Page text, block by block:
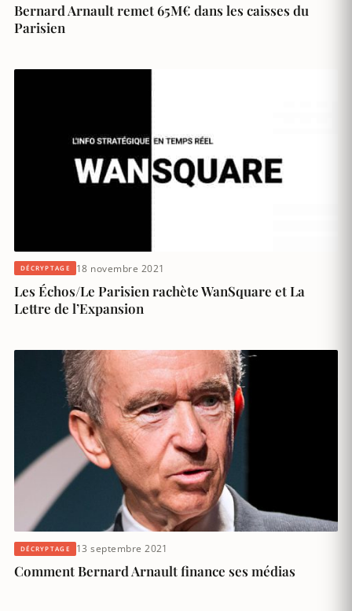
Bernard Arnault remet 65M€ dans les caisses du
Parisien
DÉCRYPTAGE 18 novembre 2021
Les Échos/Le Parisien rachète WanSquare et La
Lettre de l’Expansion
DÉCRYPTAGE 13 septembre 2021
Comment Bernard Arnault finance ses médias